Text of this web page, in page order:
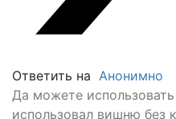
Ответить на Анонимно
Да можете
использовал вишню без